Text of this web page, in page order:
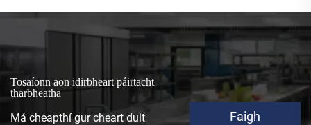
Tosaíonn aon idirbheart páirtacht
tharbheatha
Má cheapthí gur cheart duit
Faigh